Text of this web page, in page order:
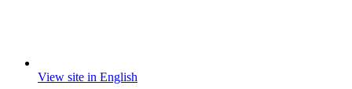
View site in English